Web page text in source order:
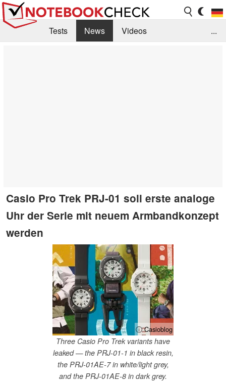
Tests News
Videos
...
Casio Pro Trek PRJ-01 soll erste analoge
Uhr der Serie mit neuem Armbandkonzept
werden
ⓘ Casioblog
Three Casio Pro Trek variants have
leaked — the PRJ-01-1 in black resin,
the PRJ-01AE-7 in white/light grey,
and the PRJ-01AE-8 in dark grey.